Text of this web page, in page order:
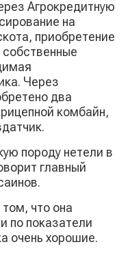
Агрокредитную
на
приобретение
Через
два
комбайн,
породу нетели в
главный
что она
по показатели
очень хорошие.